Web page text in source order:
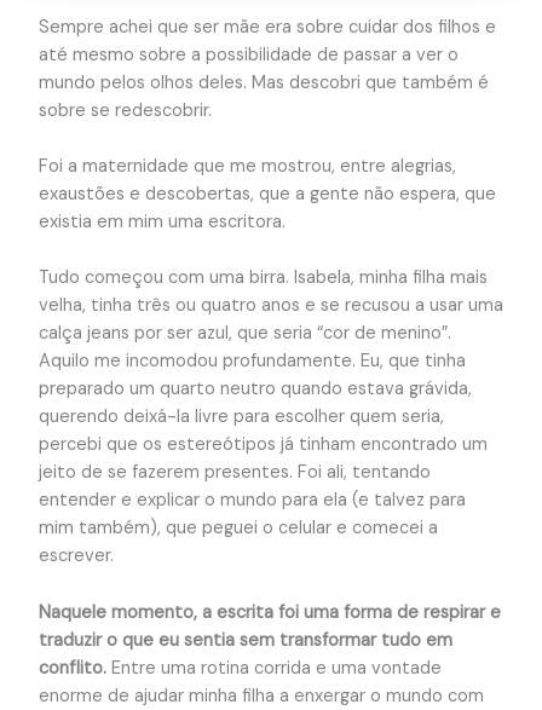
Sempre achei que ser mãe era sobre cuidar dos filhos e
até mesmo sobre a possibilidade de passar a ver o
mundo pelos olhos deles. Mas descobri que também é
sobre se redescobrir.
Foi a maternidade que me mostrou, entre alegrias,
exaustões e descobertas, que a gente não espera, que
existia em mim uma escritora.
Tudo começou com uma birra. Isabela, minha filha mais
velha, tinha três ou quatro anos e se recusou a usar uma
calça jeans por ser azul, que seria “cor de menino”.
Aquilo me incomodou profundamente. Eu, que tinha
preparado um quarto neutro quando estava grávida,
querendo deixá-la livre para escolher quem seria,
percebi que os estereótipos já tinham encontrado um
jeito de se fazerem presentes. Foi ali, tentando
entender e explicar o mundo para ela (e talvez para
mim também), que peguei o celular e comecei a
escrever.
Naquele momento, a escrita foi uma forma de respirar e
traduzir o que eu sentia sem transformar tudo em
conflito.Entre uma rotina corrida e uma vontade
enorme de ajudar minha filha a enxergar o mundo com